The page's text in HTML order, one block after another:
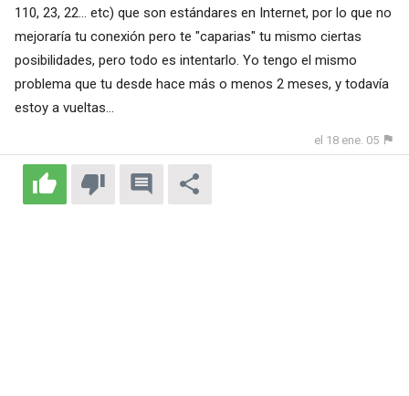
110, 23, 22... etc) que son estándares en Internet, por lo que no
mejoraría tu conexión pero te "caparias" tu mismo ciertas
posibilidades, pero todo es intentarlo. Yo tengo el mismo
problema que tu desde hace más o menos 2 meses, y todavía
estoy a vueltas...
el 18 ene. 05